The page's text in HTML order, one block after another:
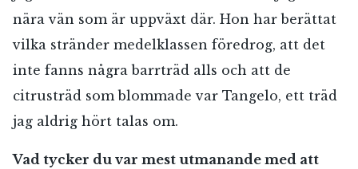
nära vän som är uppväxt där. Hon har berättat
vilka stränder medelklassen föredrog, att det
inte fanns några barrträd alls och att de
citrusträd som blommade var Tangelo, ett träd
jag aldrig hört talas om.
Vad tycker du var mest utmanande med att